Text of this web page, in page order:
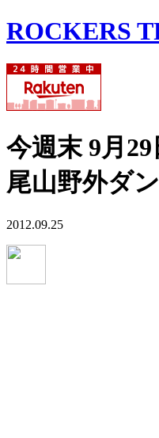
ROCKERS
今週末 9月
尾山野外ダ
2012.09.25